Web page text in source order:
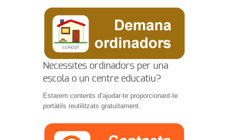
Necessites ordinadors per una
escola o un centre educatiu?
Estarem contents d’ajudar-te proporcionant-te
portàtils reutilitzats gratuïtament.